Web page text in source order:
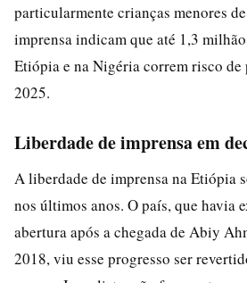
particularmente crianças menores
imprensa indicam que até 1,3
Etiópia e na Nigéria correm risco
2025.
Liberdade de imprensa em
A liberdade de imprensa na Etiópia
nos últimos anos. O país, que havia
abertura após a chegada de Abiy
2018, viu esse progresso ser